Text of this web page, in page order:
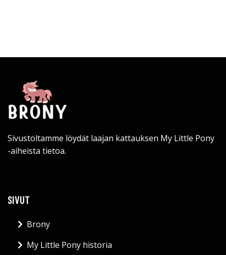
Sivustoltamme löydät laajan kattauksen My Little Pony
-aiheista tietoa.
SIVUT
Brony
My Little Pony historia